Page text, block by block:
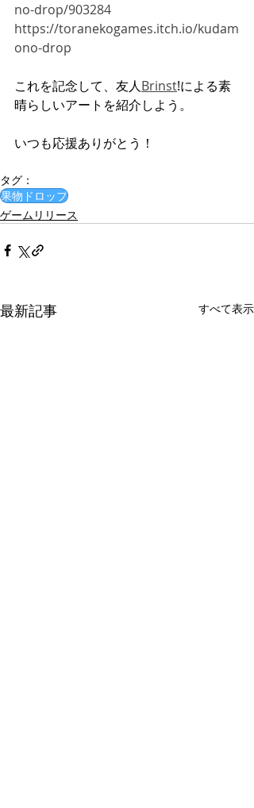
no-drop/903284
https://toranekogames.itch.io/kudam
ono-drop
これを記念して、友人Brinst!による素
晴らしいアートを紹介しよう。
いつも応援ありがとう！
タグ：
果物ドロップ
ゲームリリース
最新記事 すべて表示